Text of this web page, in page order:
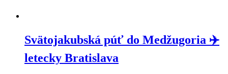
Svätojakubská púť do Medžugoria ✈️
letecky Bratislava